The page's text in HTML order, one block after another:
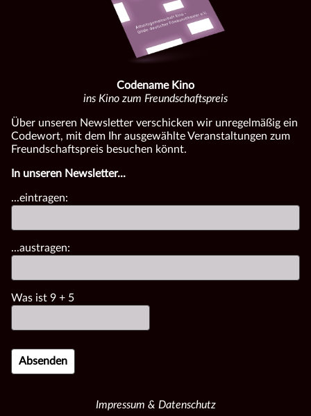
Codename Kino
ins Kino zum Freundschaftspreis
Über unseren Newsletter verschicken wir unregelmäßig ein
Codewort, mit dem Ihr ausgewählte Veranstaltungen zum
Freundschaftspreis besuchen könnt.
In unseren Newsletter...
...eintragen:
...austragen:
Was ist 9 + 5
Impressum & Datenschutz